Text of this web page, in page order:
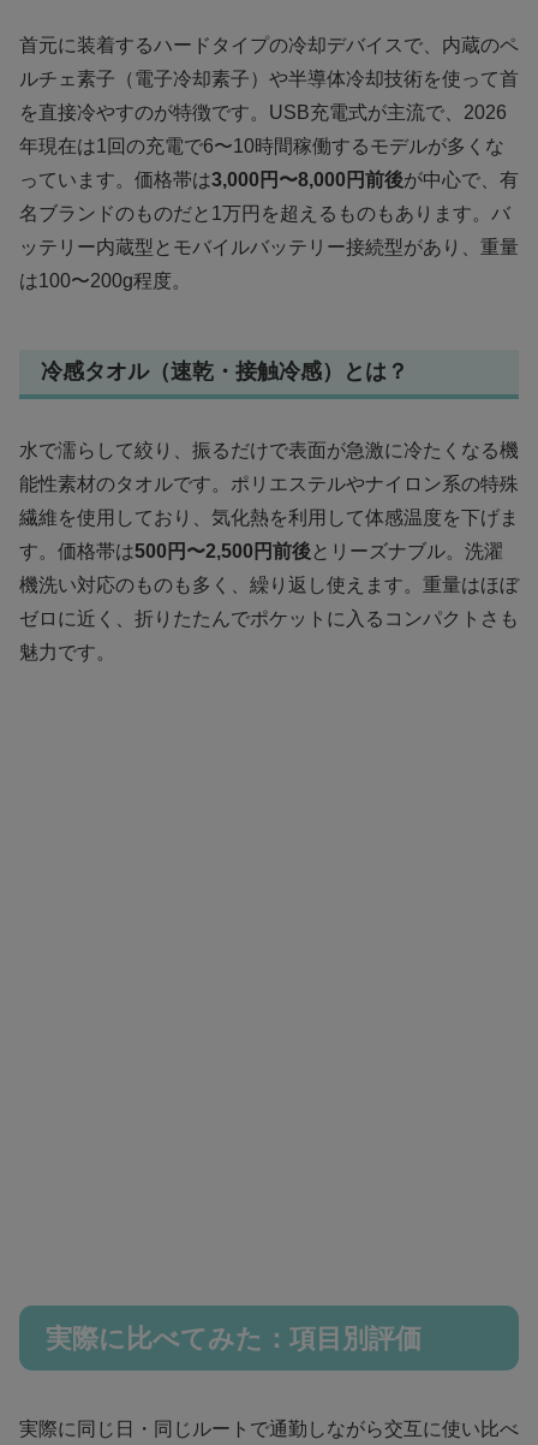
首元に装着するハードタイプの冷却デバイスで、内蔵のペ
ルチェ素子（電子冷却素子）や半導体冷却技術を使って首
を直接冷やすのが特徴です。USB充電式が主流で、2026
年現在は1回の充電で6〜10時間稼働するモデルが多くな
っています。価格帯は3,000円〜8,000円前後が中心で、有
名ブランドのものだと1万円を超えるものもあります。バ
ッテリー内蔵型とモバイルバッテリー接続型があり、重量
は100〜200g程度。
冷感タオル（速乾・接触冷感）とは？
水で濡らして絞り、振るだけで表面が急激に冷たくなる機
能性素材のタオルです。ポリエステルやナイロン系の特殊
繊維を使用しており、気化熱を利用して体感温度を下げま
す。価格帯は500円〜2,500円前後 とリーズナブル。洗濯
機洗い対応のものも多く、繰り返し使えます。重量はほぼ
ゼロに近く、折りたたんでポケットに入るコンパクトさも
魅力です。
実際に比べてみた：項目別評価
実際に同じ日・同じルートで通勤しながら交互に使い比べ